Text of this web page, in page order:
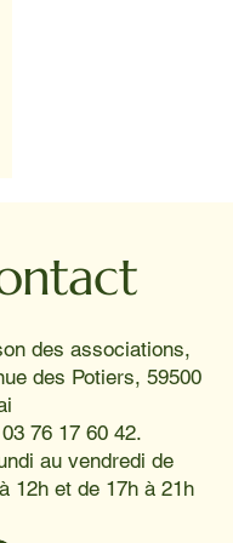
des associations,
des Potiers, 59500
76 17 60 42.
au vendredi de
12h et de 17h à 21h